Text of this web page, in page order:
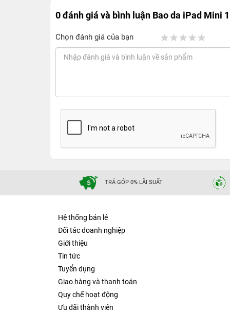
0 đánh giá và bình luận Bao da iPad Mini
Chọn đánh giá của bạn
TRẢ GÓP 0% LÃI SUẤT
Hệ thống bán lẻ
Đối tác doanh nghiệp
Giới thiệu
Tin tức
Tuyển dụng
Giao hàng và thanh toán
Quy chế hoạt động
Ưu đãi thành viên